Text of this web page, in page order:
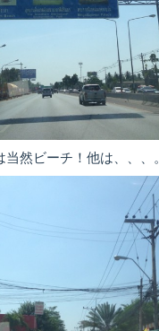
然ビーチ！他は、、、。